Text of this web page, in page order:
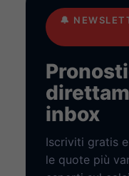
🔔
inbox
Iscriviti gratis
le quote più